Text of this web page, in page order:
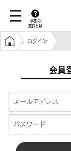
学生の
窓口とは
学生の窓口トップ
ログイン
会員